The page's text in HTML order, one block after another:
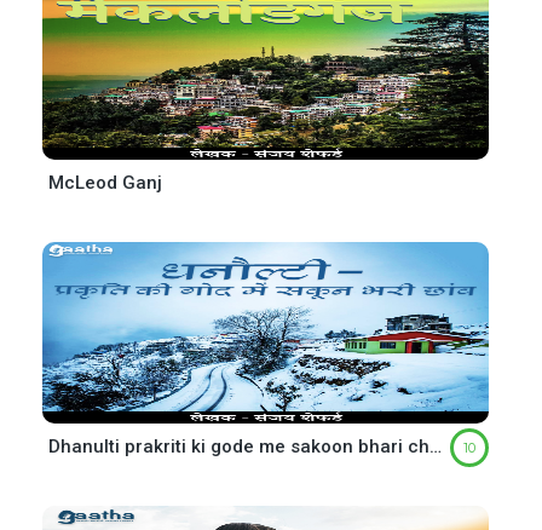
McLeod Ganj
Dhanulti prakriti ki gode me sakoon bhari chaav (धनौल्टी प्रकृति की गोद में सकून भरी छांव) 10